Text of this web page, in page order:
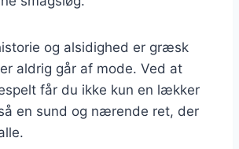
og alsidighed er græsk
aldrig går af mode. Ved at
får du ikke kun en lækker
en sund og nærende ret, der